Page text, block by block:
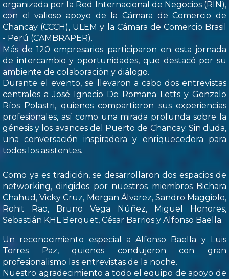
organizada por la Red Internacional de Negocios (RIN),
con el valioso apoyo de la Cámara de Comercio de
Chancay (CCCH), ULEM y la Cámara de Comercio Brasil
- Perú (CAMBRAPER).
Más de 120 empresarios participaron en esta jornada
de intercambio y oportunidades, que destacó por su
ambiente de colaboración y diálogo.
Durante el evento, se llevaron a cabo dos entrevistas
centrales a José Ignacio De Romana Letts y Gonzalo
Ríos Polastri, quienes compartieron sus experiencias
profesionales, así como una mirada profunda sobre la
génesis y los avances del Puerto de Chancay. Sin duda,
una conversación inspiradora y enriquecedora para
todos los asistentes.
Como ya es tradición, se desarrollaron dos espacios de
networking, dirigidos por nuestros miembros Bichara
Chahud, Vicky Cruz, Morgan Álvarez, Sandro Maggiolo,
Rohit Rao, Bruno Vega Núñez, Miguel Honores,
Sebastián KHL Berquet, César Barrios y Alfonso Baella.
Un reconocimiento especial a Alfonso Baella y Luis
Torres Paz, quienes condujeron con gran
profesionalismo las entrevistas de la noche.
Nuestro agradecimiento a todo el equipo de apoyo de